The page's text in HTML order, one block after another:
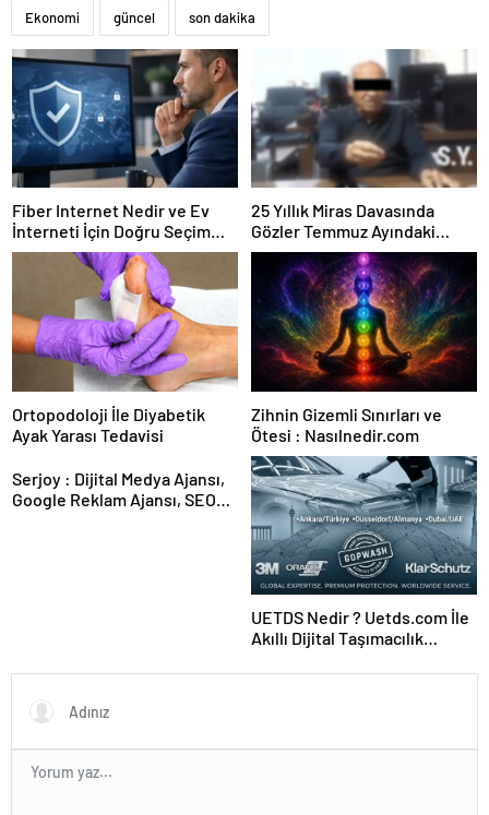
Ekonomi güncel son dakika
Fiber Internet Nedir ve Ev
İnterneti İçin Doğru Seçim
Nasıl Yapılır
25 Yıllık Miras Davasında
Gözler Temmuz Ayındaki
Karar Duruşmasına Çevrildi
Ortopodoloji İle Diyabetik
Ayak Yarası Tedavisi
Zihnin Gizemli Sınırları ve
Ötesi : Nasılnedir.com
Serjoy : Dijital Medya Ajansı,
Google Reklam Ajansı, SEO
UETDS Nedir ? Uetds.com İle
Akıllı Dijital Taşımacılık